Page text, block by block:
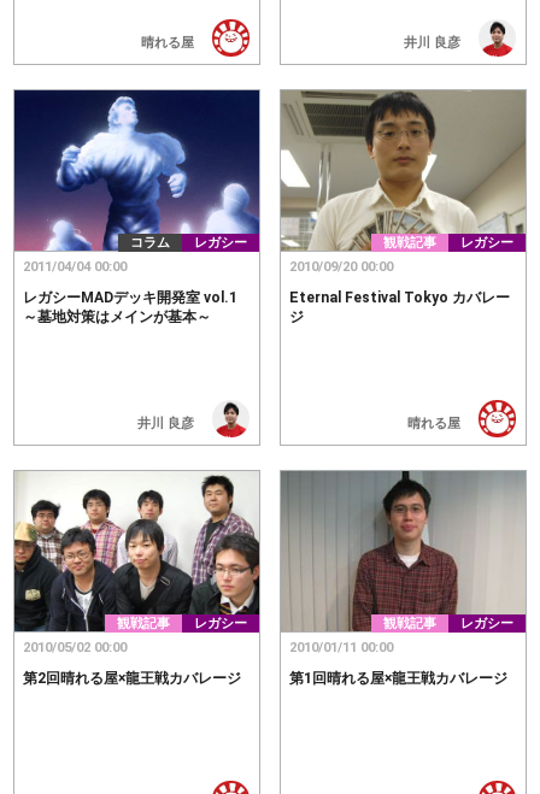
晴れる屋 井川 良彦
コラム レガシー
井川 良彦
レガシーMADデッキ開発室 vol.1
～墓地対策はメインが基本～
2011/04/04 00:00
観戦記事 レガシー
晴れる屋
Eternal Festival Tokyo カバレー
ジ
2010/09/20 00:00
観戦記事 レガシー
第2回晴れる屋×龍王戦カバレージ
2010/05/02 00:00
観戦記事 レガシー
第1回晴れる屋×龍王戦カバレージ
2010/01/11 00:00